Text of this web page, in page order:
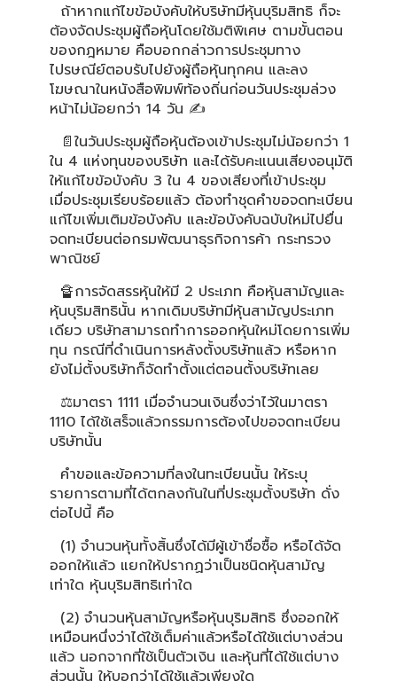
ถ้าหากแก้ไขข้อบังคับให้บริษัทมีหุ้นบุริมสิทธิ ก็จะ
ต้องจัดประชุมผู้ถือหุ้นโดยใช้มติพิเศษ ตามขั้นตอน
ของกฎหมาย คือบอกกล่าวการประชุมทาง
ไปรษณีย์ตอบรับไปยังผู้ถือหุ้นทุกคน และลง
โฆษณาในหนังสือพิมพ์ท้องถิ่นก่อนวันประชุมล่วง
หน้าไม่น้อยกว่า 14 วัน ✍
📄ในวันประชุมผู้ถือหุ้นต้องเข้าประชุมไม่น้อยกว่า 1
ใน 4 แห่งทุนของบริษัท และได้รับคะแนนเสียงอนุมัติ
ให้แก้ไขข้อบังคับ 3 ใน 4 ของเสียงที่เข้าประชุม
เมื่อประชุมเรียบร้อยแล้ว ต้องทำชุดคำขอจดทะเบียน
แก้ไขเพิ่มเติมข้อบังคับ และข้อบังคับฉบับใหม่ไปยื่น
จดทะเบียนต่อกรมพัฒนาธุรกิจการค้า กระทรวง
พาณิชย์
🔏การจัดสรรหุ้นให้มี 2 ประเภท คือหุ้นสามัญและ
หุ้นบุริมสิทธินั้น หากเดิมบริษัทมีหุ้นสามัญประเภท
เดียว บริษัทสามารถทำการออกหุ้นใหม่โดยการเพิ่ม
ทุน กรณีที่ดำเนินการหลังตั้งบริษัทแล้ว หรือหาก
ยังไม่ตั้งบริษัทก็จัดทำตั้งแต่ตอนตั้งบริษัทเลย
⚖มาตรา 1111 เมื่อจำนวนเงินซึ่งว่าไว้ในมาตรา
1110 ได้ใช้เสร็จแล้วกรรมการต้องไปขอจดทะเบียน
บริษัทนั้น
คำขอและข้อความที่ลงในทะเบียนนั้น ให้ระบุ
รายการตามที่ได้ตกลงกันในที่ประชุมตั้งบริษัท ดั่ง
ต่อไปนี้ คือ
(1) จำนวนหุ้นทั้งสิ้นซึ่งได้มีผู้เข้าชื่อซื้อ หรือได้จัด
ออกให้แล้ว แยกให้ปรากฏว่าเป็นชนิดหุ้นสามัญ
เท่าใด หุ้นบุริมสิทธิเท่าใด
(2) จำนวนหุ้นสามัญหรือหุ้นบุริมสิทธิ ซึ่งออกให้
เหมือนหนึ่งว่าได้ใช้เต็มค่าแล้วหรือได้ใช้แต่บางส่วน
แล้ว นอกจากที่ใช้เป็นตัวเงิน และหุ้นที่ได้ใช้แต่บาง
ส่วนนั้น ให้บอกว่าได้ใช้แล้วเพียงใด